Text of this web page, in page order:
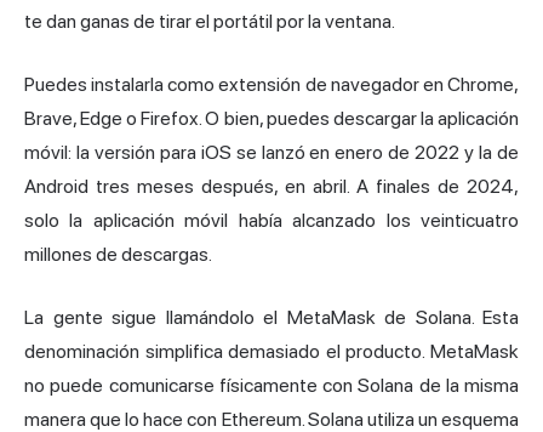
te dan ganas de tirar el portátil por la ventana.
Puedes instalarla como extensión de navegador en Chrome,
Brave, Edge o Firefox. O bien, puedes descargar la aplicación
móvil: la versión para iOS se lanzó en enero de 2022 y la de
Android tres meses después, en abril. A finales de 2024,
solo la aplicación móvil había alcanzado los veinticuatro
millones de descargas.
La gente sigue llamándolo el MetaMask de Solana. Esta
denominación simplifica demasiado el producto. MetaMask
no puede comunicarse físicamente con Solana de la misma
manera que lo hace con Ethereum. Solana utiliza un esquema